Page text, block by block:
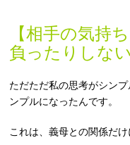
【相手の気持
負ったりしない
ただただ私の思考がシン
ンプルになったんです。
これは、義母との関係だけ